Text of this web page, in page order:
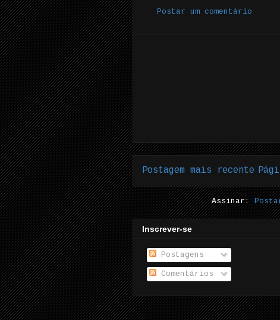
Postar um comentário
Postagem mais recente
Assinar:
Inscrever-se
Postagens
Comentários